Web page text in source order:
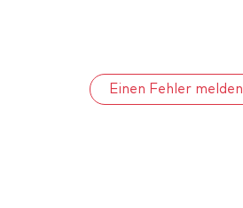
Einen Fehler melden